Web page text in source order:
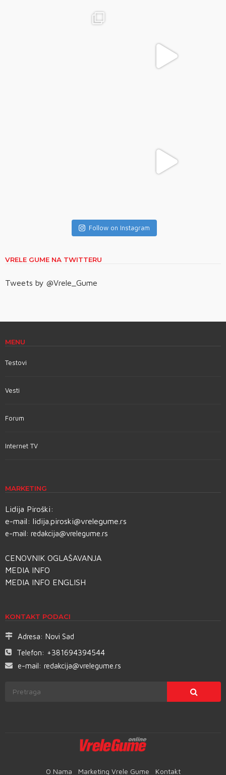
Follow on Instagram
VRELE GUME NA TWITTERU
Tweets by @Vrele_Gume
MENU
Testovi
Vesti
Forum
Internet TV
MARKETING
Lidija Piroški:
e-mail: lidija.piroski@vrelegume.rs
e-mail: redakcija@vrelegume.rs
CENOVNIK OGLAŠAVANJA
MEDIA INFO
MEDIA INFO ENGLISH
KONTAKT PODACI
Adresa: Novi Sad
Telefon: +381694394544
e-mail: redakcija@vrelegume.rs
O Nama Marketing Vrele Gume Kontakt